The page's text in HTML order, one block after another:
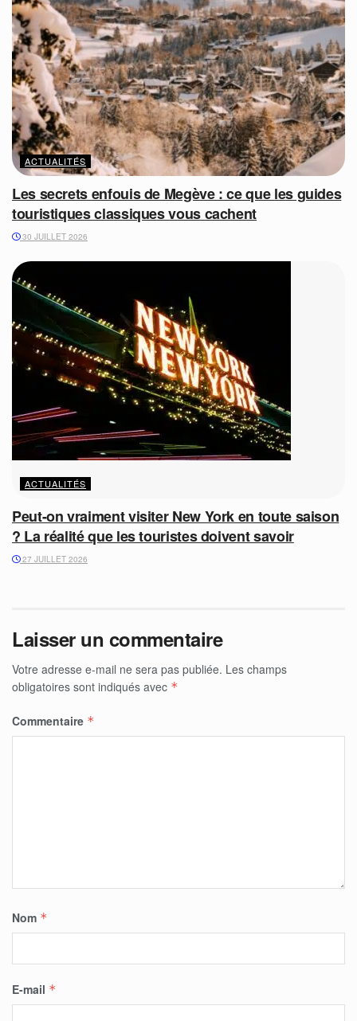
ACTUALITÉS
Les secrets enfouis de Megève : ce que les guides
touristiques classiques vous cachent
30 JUILLET 2026
ACTUALITÉS
Peut-on vraiment visiter New York en toute saison
? La réalité que les touristes doivent savoir
27 JUILLET 2026
Laisser un commentaire
Votre adresse e-mail ne sera pas publiée. Les champs
obligatoires sont indiqués avec *
Commentaire *
Nom *
E-mail *